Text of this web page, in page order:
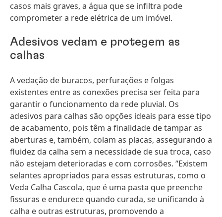
casos mais graves, a água que se infiltra pode
comprometer a rede elétrica de um imóvel.
Adesivos vedam e protegem as
calhas
A vedação de buracos, perfurações e folgas
existentes entre as conexões precisa ser feita para
garantir o funcionamento da rede pluvial. Os
adesivos para calhas são opções ideais para esse tipo
de acabamento, pois têm a finalidade de tampar as
aberturas e, também, colam as placas, assegurando a
fluidez da calha sem a necessidade de sua troca, caso
não estejam deterioradas e com corrosões. “Existem
selantes apropriados para essas estruturas, como o
Veda Calha Cascola, que é uma pasta que preenche
fissuras e endurece quando curada, se unificando à
calha e outras estruturas, promovendo a